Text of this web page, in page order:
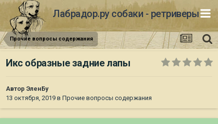
Лабрадор.ру собаки - ретриверы
Прочие вопросы содержания
Икс образные задние лапы
Автор ЭленБу
13 октября, 2019 в Прочие вопросы содержания